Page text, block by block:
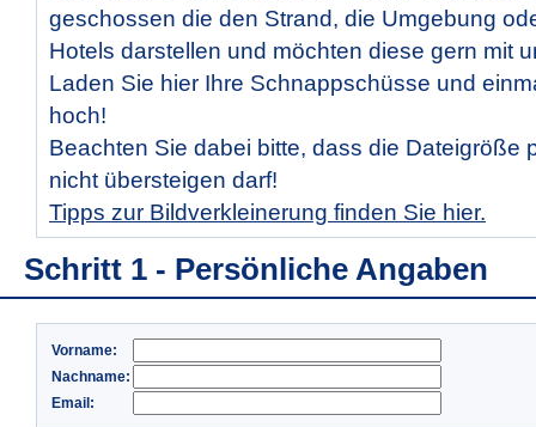
geschossen die den Strand, die Umgebung
Hotels darstellen und möchten diese gern mit
Laden Sie hier Ihre Schnappschüsse und
hoch!
Beachten Sie dabei bitte, dass die Dateigröße
nicht übersteigen darf!
Tipps zur Bildverkleinerung finden Sie hier.
Schritt 1 - Persönliche Angaben
Vorname:
Nachname:
Email: